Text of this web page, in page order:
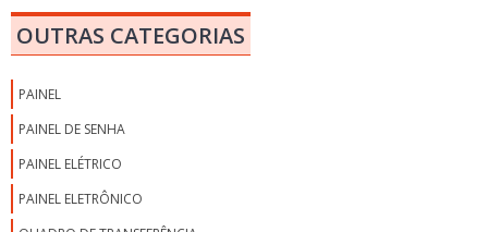
MONTAGEM DE QUADRO DE COMANDO
MONTAGEM DE QUADRO DE COMANDO ELÉTRICO
MONTAGEM DE QUADRO ELÉTRICO SP
OUTRAS CATEGORIAS
PAINEL
PAINEL DE SENHA
PAINEL ELÉTRICO
PAINEL ELETRÔNICO